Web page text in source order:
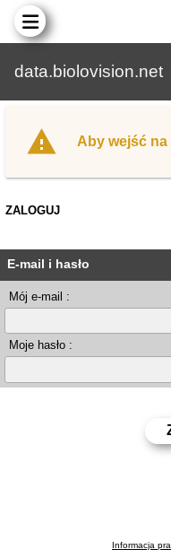
data.biolovision.net
Aby wejść
ZALOGUJ
E-mail i hasło
Mój e-mail :
Moje hasło :
Informacja